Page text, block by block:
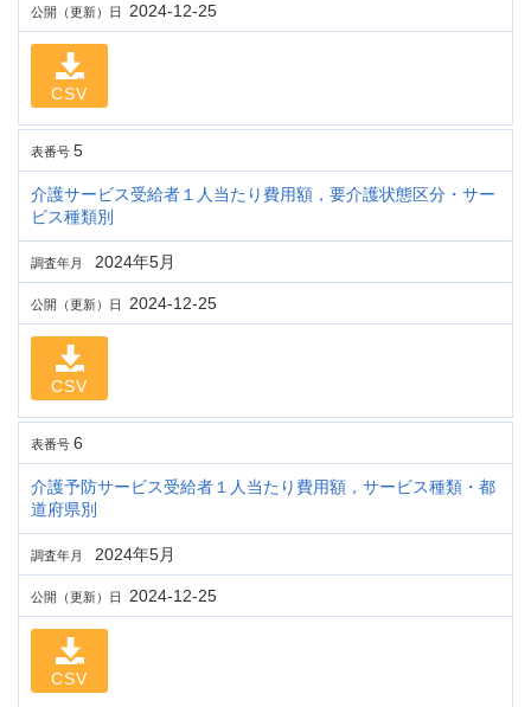
公開（更新）日 2024-12-25
CSV
表番号 5
介護サービス受給者１人当たり費用額，要介護状態区分・サー
ビス種類別
調査年月 2024年5月
公開（更新）日 2024-12-25
CSV
表番号 6
介護予防サービス受給者１人当たり費用額，サービス種類・都
道府県別
調査年月 2024年5月
公開（更新）日 2024-12-25
CSV